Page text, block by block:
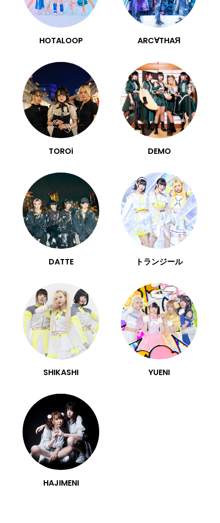
HOTALOOP ARC∀THAЯ
TOROi DEMO
DATTE トランジール
SHIKASHI YUENI
HAJIMENI